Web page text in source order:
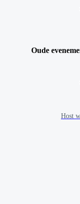
Oude
Host